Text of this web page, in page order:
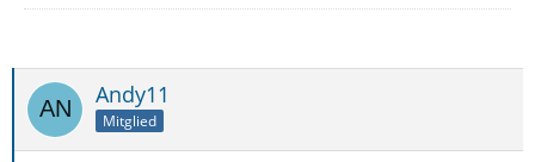
Andy11
Mitglied